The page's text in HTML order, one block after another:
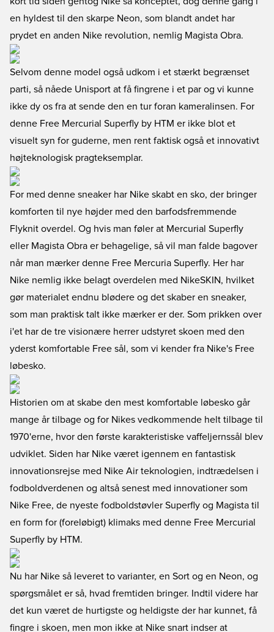
en hyldest til den skarpe Neon, som blandt andet har
prydet en anden Nike revolution, nemlig Magista Obra.
Selvom denne model også udkom i et stærkt begrænset
parti, så nåede Unisport at få fingrene i et par og vi kunne
ikke dy os fra at sende den en tur foran kameralinsen. For
denne Free Mercurial Superfly by HTM er ikke blot et
visuelt syn for guderne, men rent faktisk også et innovativt
højteknologisk pragteksemplar.
For med denne sneaker har Nike skabt en sko, der bringer
komforten til nye højder med den barfodsfremmende
Flyknit overdel. Og hvis man føler at Mercurial Superfly
eller Magista Obra er behagelige, så vil man falde bagover
når man mærker denne Free Mercuria Superfly. Her har
Nike nemlig ikke belagt overdelen med NikeSKIN, hvilket
gør materialet endnu blødere og det skaber en sneaker,
som man praktisk talt ikke mærker er der. Som prikken over
i'et har de tre visionære herrer udstyret skoen med den
yderst komfortable Free sål, som vi kender fra Nike's Free
løbesko.
Historien om at skabe den mest komfortable løbesko går
mange år tilbage og for Nikes vedkommende helt tilbage til
1970'erne, hvor den første karakteristiske vaffeljernssål blev
udviklet. Siden har Nike været igennem en fantastisk
innovationsrejse med Nike Air teknologien, indtrædelsen i
fodboldverdenen og altså senest med innovationer som
Nike Free, de nyeste fodboldstøvler Superfly og Magista til
en form for (foreløbigt) klimaks med denne Free Mercurial
Superfly by HTM.
Nu har Nike så leveret to varianter, en Sort og en Neon, og
spørgsmålet er så, hvad fremtiden bringer. Indtil videre har
det kun været de hurtigste og heldigste der har kunnet, få
fingre i skoen, men mon ikke at Nike snart indser at